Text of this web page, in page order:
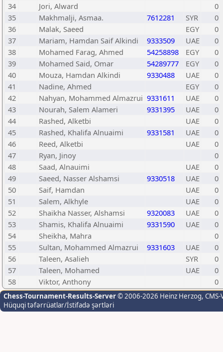
34
Jori, Alward
0
35
Makhmalji, Asmaa. 7612281 SYR
0
36
Malak, Saeed EGY
0
37
Mariam, Hamdan Saif Alkindi 9333509 UAE
0
38
Mohamed Farag, Ahmed 54258898 EGY
0
39
Mohamed Said, Omar 54289777 EGY
0
40
Mouza, Hamdan Alkindi 9330488 UAE
0
41
Nadine, Ahmed EGY
0
42
Nahyan, Mohammed Almazrui 9331611 UAE
0
43
Nourah, Salem Alameri 9331395 UAE
0
44
Rashed, Alketbi UAE
0
45
Rashed, Khalifa Alnuaimi 9331581 UAE
0
46
Reed, Alketbi UAE
0
47
Ryan, Jinoy
0
48
Saad, Alnauimi UAE
0
49
Saeed, Nasser Alshamsi 9330518 UAE
0
50
Saif, Hamdan UAE
0
51
Salem, Alkhyle UAE
0
52
Shaikha Nasser, Alshamsi 9320083 UAE
0
53
Shamis, Khalifa Alnuaimi 9331590 UAE
0
54
Sheikha, Mahra
0
55
Sultan, Mohammed Almazrui 9331603 UAE
0
56
Taleen, Asalieh SYR
0
57
Taleen, Mohamed UAE
0
58
Viktor, Anthony 0
Chess-Tournament-Results-Server© 2006-2026 Heinz Herzog,
Hüquqi təfərrüatlar/İstifadə şərtləri